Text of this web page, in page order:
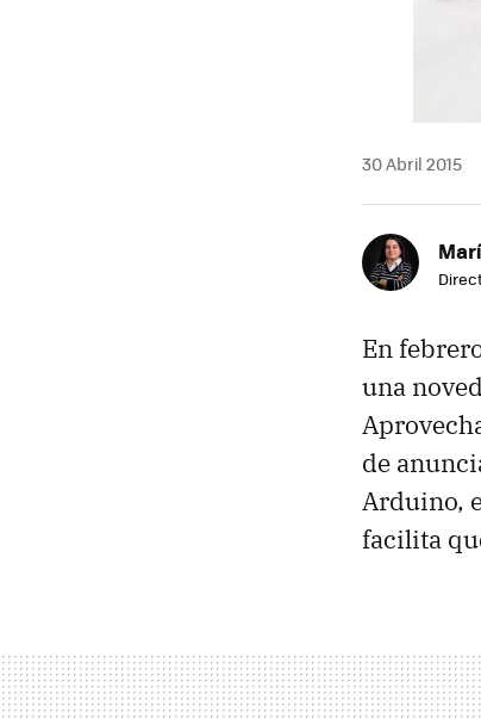
30 Abril 2015
En
una
de
Arduino,
facilita